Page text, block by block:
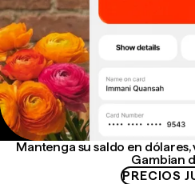
Mantenga su saldo en
Gambian
PRECIOS